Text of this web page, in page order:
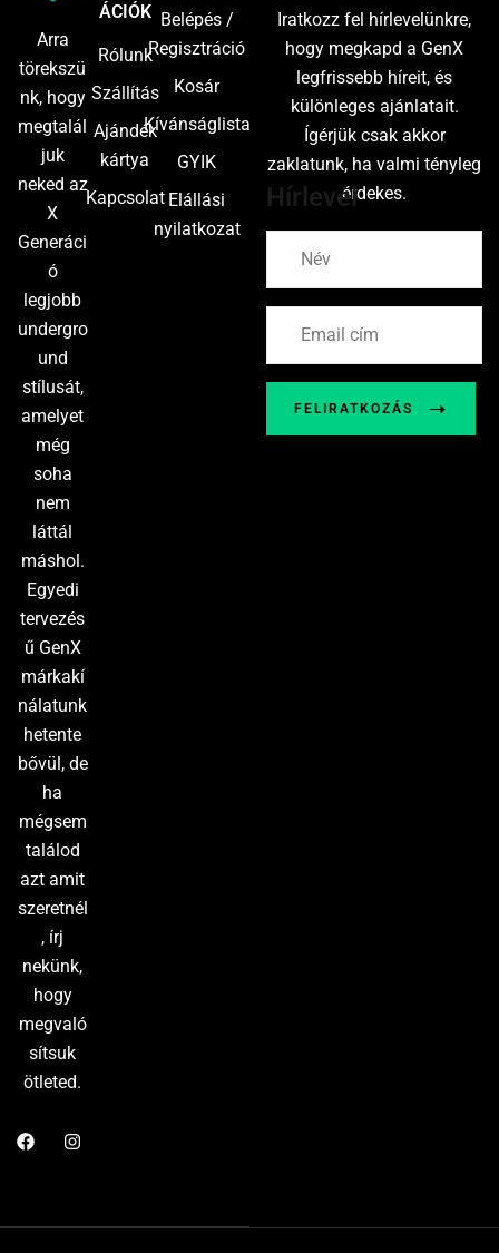
Arra
törekszü
nk, hogy
megtalál
juk
neked az
X
Generáci
ó
legjobb
undergro
und
stílusát,
amelyet
még
soha
nem
láttál
máshol.
Egyedi
tervezés
ű GenX
márkakí
nálatunk
hetente
bővül, de
ha
mégsem
találod
azt amit
szeretnél
, írj
nekünk,
hogy
megvaló
sítsuk
ötleted.
ÁCIÓK
Rólunk
Szállítás
Ajándék
kártya
Kapcsolat
Belépés /
Regisztráció
Kosár
Kívánságlista
GYIK
Elállási
nyilatkozat
Iratkozz fel hírlevelünkre,
hogy megkapd a GenX
legfrissebb híreit, és
különleges ajánlatait.
Ígérjük csak akkor
zaklatunk, ha valmi tényleg
érdekes.
Hírlevél
FELIRATKOZÁS